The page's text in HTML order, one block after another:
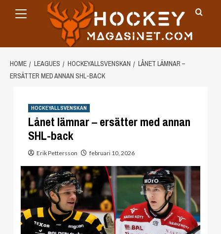
Menu
HOME LEAGUES HOCKEYALLSVENSKAN
LÅNET LÄMNAR –
ERSÄTTER MED ANNAN SHL-BACK
HOCKEYALLSVENSKAN
Lånet lämnar – ersätter med annan
SHL-back
Erik Pettersson februari 10, 2026